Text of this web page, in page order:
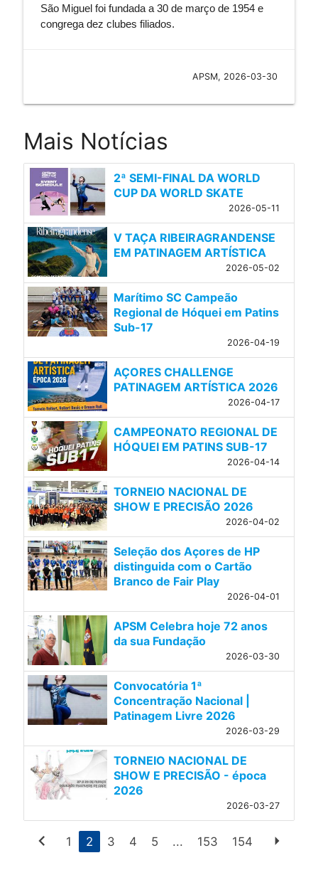
São Miguelfoi fundada a 30 de março de 1954 e
congrega dez clubes filiados.
APSM, 2026-03-30
Mais Notícias
2ª SEMI-FINAL DA WORLD
CUP DA WORLD SKATE
2026-05-11
V TAÇA RIBEIRAGRANDENSE
EM PATINAGEM ARTÍSTICA
2026-05-02
Marítimo SC Campeão
Regional de Hóquei em Patins
Sub-17
2026-04-19
AÇORES CHALLENGE
PATINAGEM ARTÍSTICA 2026
2026-04-17
CAMPEONATO REGIONAL DE
HÓQUEI EM PATINS SUB-17
2026-04-14
TORNEIO NACIONAL DE
SHOW E PRECISÃO 2026
2026-04-02
Seleção dos Açores de HP
distinguida com o Cartão
Branco de Fair Play
2026-04-01
APSM Celebra hoje 72 anos
da sua Fundação
2026-03-30
Convocatória 1ª
Concentração Nacional |
Patinagem Livre 2026
2026-03-29
TORNEIO NACIONAL DE
SHOW E PRECISÃO - época
2026
2026-03-27
chevron_left 1 2 3 4 5 ... 153 154 arrow_right